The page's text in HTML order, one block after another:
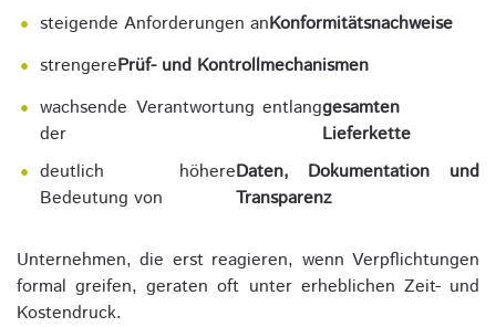
steigende Anforderungen anKonformitätsnachweise
strengerePrüf- und Kontrollmechanismen
wachsende Verantwortung entlang
der
gesamten
Lieferkette
deutlich höhere
Bedeutung von
Daten, Dokumentation und
Transparenz
Unternehmen, die erst reagieren, wenn Verpflichtungen
formal greifen, geraten oft unter erheblichen Zeit- und
Kostendruck.